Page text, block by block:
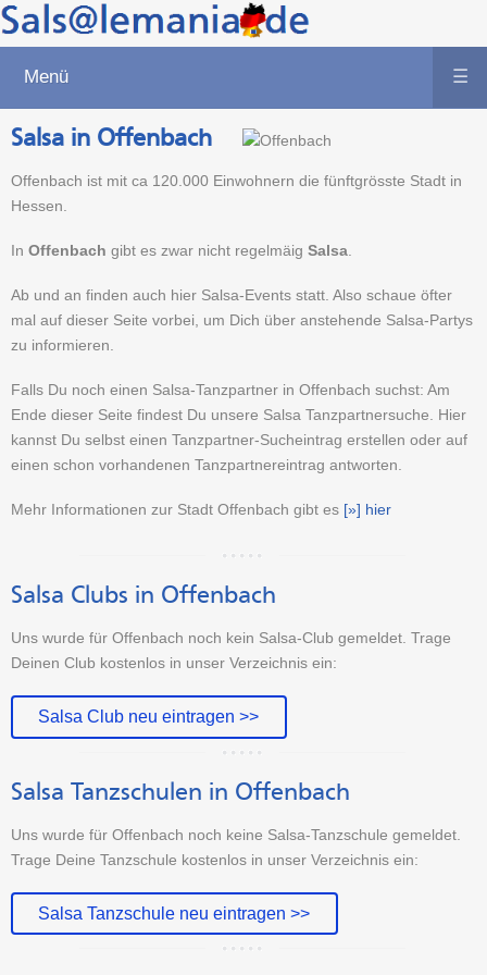
Menü ☰
Salsa in Offenbach
Offenbach ist mit ca 120.000 Einwohnern die fünftgrösste Stadt in
Hessen.
In Offenbach gibt es zwar nicht regelmäig Salsa
Ab und an finden auch hier Salsa-Events statt. Also schaue öfter
mal auf dieser Seite vorbei, um Dich über anstehende Salsa-Partys
zu informieren.
Falls Du noch einen Salsa-Tanzpartner in Offenbach suchst: Am
Ende dieser Seite findest Du unsere Salsa Tanzpartnersuche. Hier
kannst Du selbst einen Tanzpartner-Sucheintrag erstellen oder auf
einen schon vorhandenen Tanzpartnereintrag antworten.
Mehr Informationen zur Stadt Offenbach gibt es [»] hier
Salsa Clubs in Offenbach
Uns wurde für Offenbach noch kein Salsa-Club gemeldet. Trage
Deinen Club kostenlos in unser Verzeichnis ein:
Salsa Club neu eintragen >>
Salsa Tanzschulen in Offenbach
Uns wurde für Offenbach noch keine Salsa-Tanzschule gemeldet.
Trage Deine Tanzschule kostenlos in unser Verzeichnis ein:
Salsa Tanzschule neu eintragen >>